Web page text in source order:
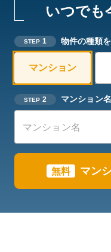
いつでも
STEP 1 物件の種類
マンション
STEP 2 マンション
無料 マン